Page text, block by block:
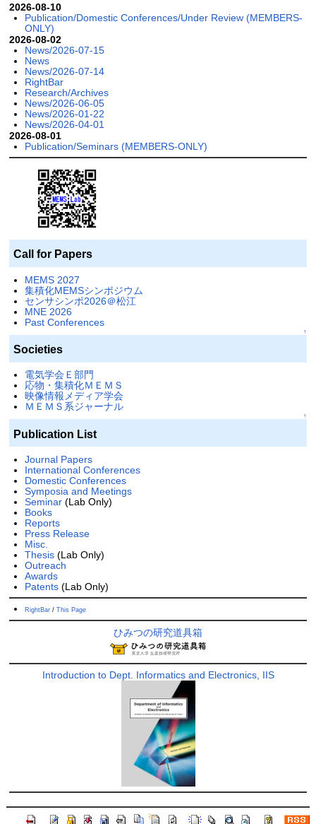
2026-08-10
Publication/Domestic Conferences/Under Review (MEMBERS-
ONLY)
2026-08-02
News/2026-07-15
News
News/2026-07-14
RightBar
Research/Archives
News/2026-06-05
News/2026-01-22
News/2026-04-01
2026-08-01
Publication/Seminars (MEMBERS-ONLY)
Call for Papers
MEMS 2027
集積化MEMSシンポジウム
センサシンポ2026＠松江
MNE 2026
Past Conferences
↑
Societies
電気学会Ｅ部門
応物・集積化ＭＥＭＳ
映像情報メディア学会
ＭＥＭＳ系ジャーナル
↑
Publication List
Journal Papers
International Conferences
Domestic Conferences
Symposia and Meetings
Seminar(Lab Only)
Books
Reports
Press Release
Misc.
Thesis(Lab Only)
Outreach
Awards
Patents(Lab Only)
RightBar/ This Page
ひみつの研究道具箱
Introduction to Dept. Informatics and Electronics, IIS